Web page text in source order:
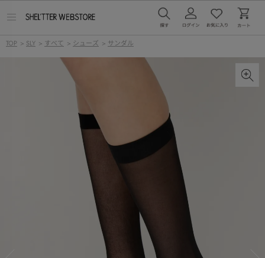
ー
TOP > SLY > すべて > シューズ > サンダル